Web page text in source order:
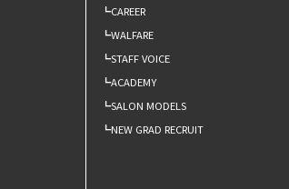
CAREER
WALFARE
STAFF VOICE
ACADEMY
SALON MODELS
NEW GRAD RECRUIT